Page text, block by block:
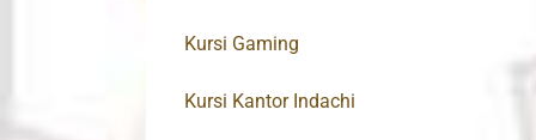
Kursi Gaming
Kursi Kantor Indachi